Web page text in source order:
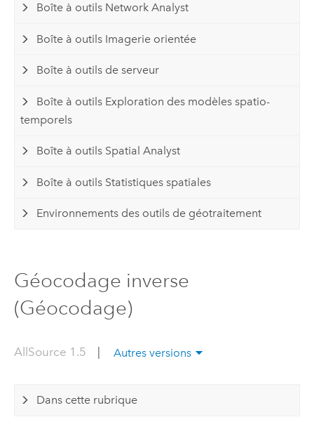
Boîte à outils Network Analyst
Boîte à outils Imagerie orientée
Boîte à outils de serveur
Boîte à outils Exploration des modèles spatio-
temporels
Boîte à outils Spatial Analyst
Boîte à outils Statistiques spatiales
Environnements des outils de géotraitement
Géocodage inverse
(Géocodage)
AllSource 1.5 Autres versions
Dans cette rubrique